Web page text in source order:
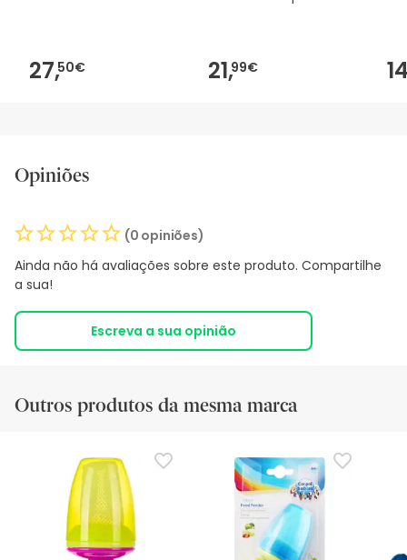
27,50€ 21,99€
Opiniões
(0 opiniões)
Ainda não há avaliações sobre este produto. Compartilhe
a sua!
Escreva a sua opinião
Outros produtos da mesma marca